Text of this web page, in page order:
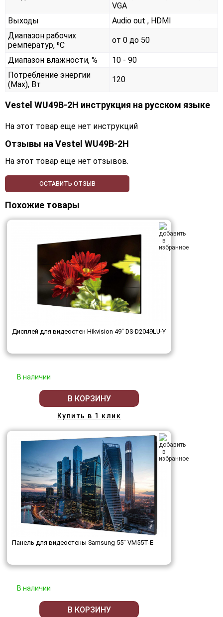
VGA
Выходы
Audio out , HDMI
Диапазон рабочих
ремператур, ⁰С
от 0 до 50
Диапазон влажности, %
10 - 90
Потребление энергии
(Max), Вт
120
Vestel WU49B-2H инструкция на русском языке
На этот товар еще нет инструкций
Отзывы наVestel WU49B-2H
На этот товар еще нет отзывов.
ОСТАВИТЬ ОТЗЫВ
Похожие товары
Дисплей для видеостен Hikvision 49" DS-D2049LU-Y
В наличии
В КОРЗИНУ
Купить в 1 клик
Панель для видеостены Samsung 55" VM55T-E
В наличии
В КОРЗИНУ